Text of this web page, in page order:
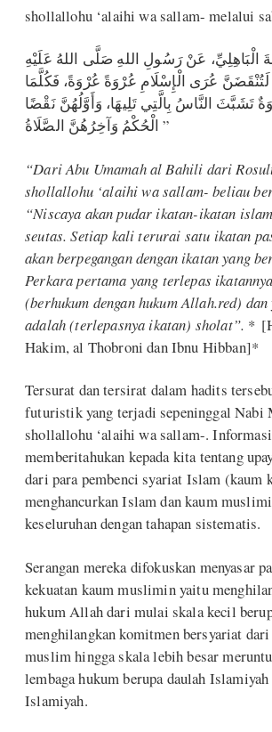
shollallohu ‘alaihi wa sallam- melalui
الْبَاهِلِيِّ، عَنْ رَسُولِ اللهِ صَلَّى اللهُ عَلَيْهِ
عُرَى الْإِسْلَامِ عُرْوَةً عُرْوَةً، فَكُلَّمَا
تَشَبَّثَ النَّاسُ بِالَّتِي تَلِيهَا، وَأَوَّلُهُنَّ نَقْضًا
الْحُكْمُ وَآخِرُهُنَّ الصَّلَاةُ ”
“Dari Abu Umamah al Bahili dari
shollallohu ‘alaihi wa sallam- beliau
“Niscaya akan pudar ikatan-ikatan
seutas. Setiap kali terurai satu ikatan
akan berpegangan dengan ikatan yang
Perkara pertama yang terlepas
(berhukum dengan hukum Allah.red)
adalah (terlepasnya ikatan) sholat”. *
Hakim, al Thobroni dan Ibnu Hibban]*
Tersurat dan tersirat dalam hadits
futuristik yang terjadi sepeninggal Nabi
shollallohu ‘alaihi wa sallam-.
memberitahukan kepada kita tentang
dari para pembenci syariat Islam (kaum
menghancurkan Islam dan kaum
keseluruhan dengan tahapan sistematis.
Serangan mereka difokuskan menyasar
kekuatan kaum muslimin yaitu
hukum Allah dari mulai skala kecil
menghilangkan komitmen bersyariat
muslim hingga skala lebih besar
lembaga hukum berupa daulah
Islamiyah.